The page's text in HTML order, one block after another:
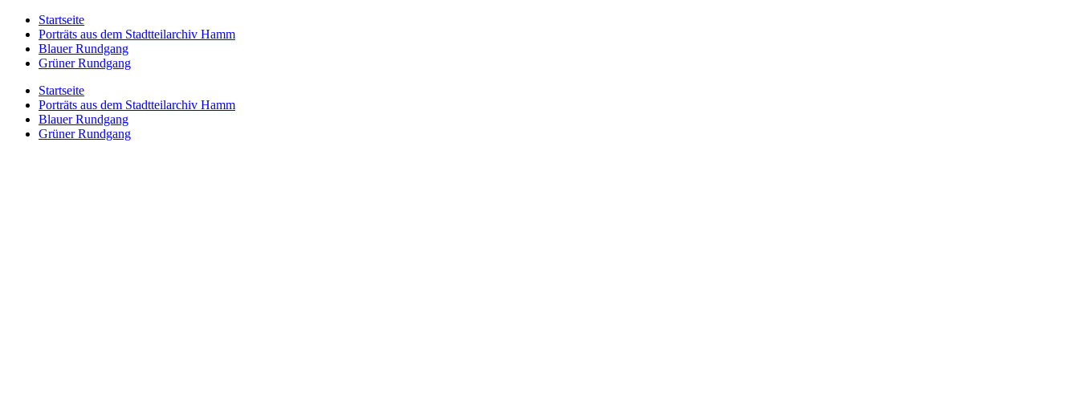
Zum
Inhalt
springen
Startseite
Porträts aus dem Stadtteilarchiv Hamm
Blauer Rundgang
Grüner Rundgang
Startseite
Porträts aus dem Stadtteilarchiv Hamm
Blauer Rundgang
Grüner Rundgang